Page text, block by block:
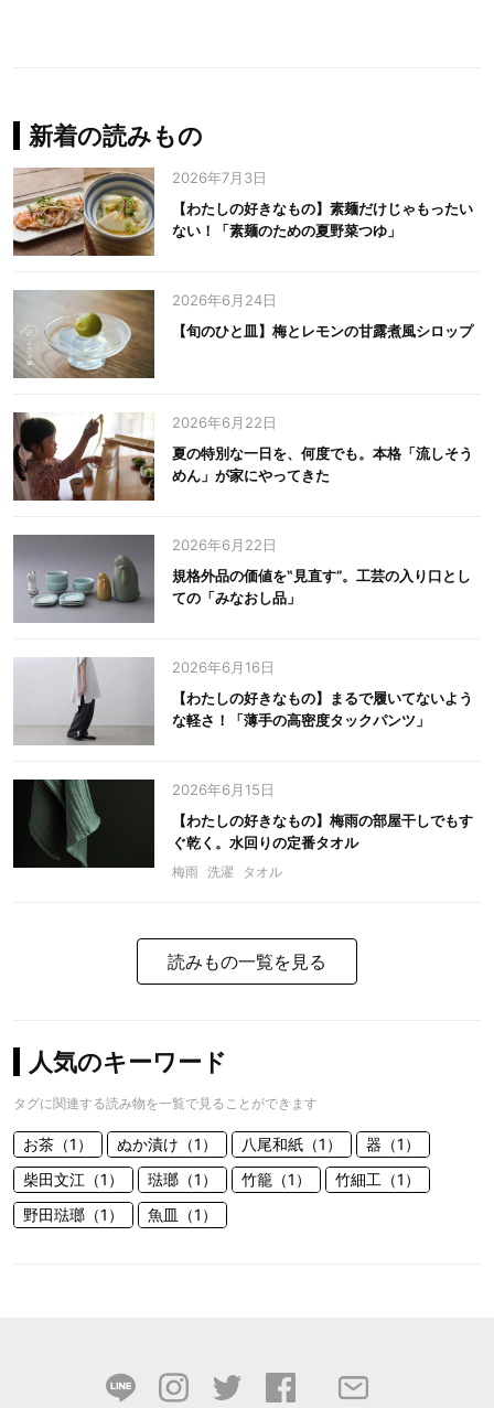
新着の読みもの
2026年7月3日
【わたしの好きなもの】素麺だけじゃもったい
ない！「素麺のための夏野菜つゆ」
2026年6月24日
【旬のひと皿】梅とレモンの甘露煮風シロップ
2026年6月22日
夏の特別な一日を、何度でも。本格「流しそう
めん」が家にやってきた
2026年6月22日
規格外品の価値を‟見直す”。工芸の入り口とし
ての「みなおし品」
2026年6月16日
【わたしの好きなもの】まるで履いてないよう
な軽さ！「薄手の高密度タックパンツ」
2026年6月15日
【わたしの好きなもの】梅雨の部屋干しでもす
ぐ乾く。水回りの定番タオル
梅雨 洗濯 タオル
読みもの一覧を見る
人気のキーワード
タグに関連する読み物を一覧で見ることができます
お茶（1） ぬか漬け（1） 八尾和紙（1）
器（1）
柴田文江（1）
琺瑯（1） 竹籠（1）
竹細工（1）
野田琺瑯（1）
魚皿（1）